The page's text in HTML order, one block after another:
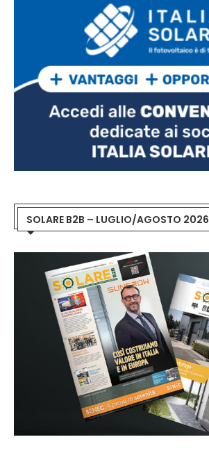
SOLARE B2B – LUGLIO/AGOSTO 2026